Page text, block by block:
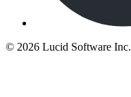
© 2026 Lucid Software Inc.